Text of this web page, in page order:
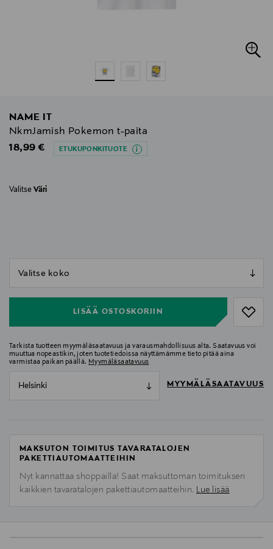
NAME IT
NkmJamish Pokemon t-paita
Original Price
18,99 € ETUKUPONKITUOTE
Valitse Väri
LISÄÄ OSTOSKORIIN
Tarkista tuotteen myymäläsaatavuus ja varausmahdollisuus alta. Saatavuus voi
muuttua nopeastikin, joten tuotetiedoissa näyttämämme tieto pitää aina
varmistaa paikan päällä. Myymäläsaatavuus
Helsinki MYYMÄLÄSAATAVUUS
MAKSUTON TOIMITUS TAVARATALOJEN
PAKETTIAUTOMAATTEIHIN
Nyt kannattaa shoppailla! Saat maksuttoman toimituksen
kaikkien tavaratalojen pakettiautomaatteihin. Lue lisää